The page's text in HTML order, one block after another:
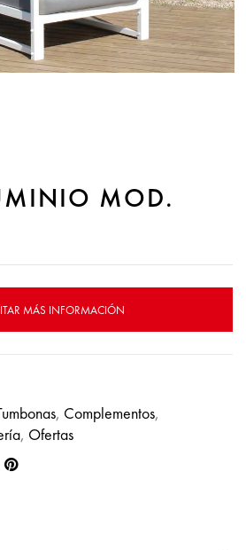
MOD.
MÁS INFORMACIÓN
, Complementos,
, Ofertas